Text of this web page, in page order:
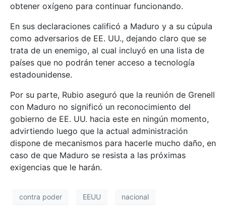
obtener oxígeno para continuar funcionando.
En sus declaraciones calificó a Maduro y a su cúpula
como adversarios de EE. UU., dejando claro que se
trata de un enemigo, al cual incluyó en una lista de
países que no podrán tener acceso a tecnología
estadounidense.
Por su parte, Rubio aseguró que la reunión de Grenell
con Maduro no significó un reconocimiento del
gobierno de EE. UU. hacia este en ningún momento,
advirtiendo luego que la actual administración
dispone de mecanismos para hacerle mucho daño, en
caso de que Maduro se resista a las próximas
exigencias que le harán.
contra poder EEUU nacional